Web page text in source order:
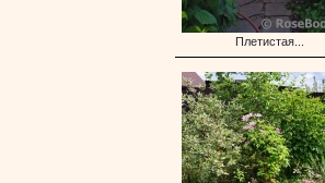
Плетистая...